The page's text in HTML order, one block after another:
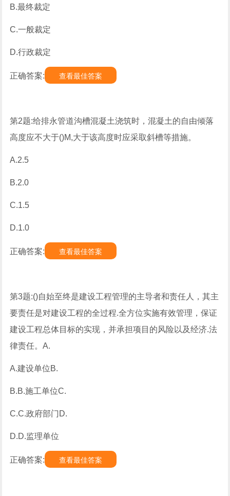
B.最终裁定
C.一般裁定
D.行政裁定
正确答案: 查看最佳答案
第2题:给排永管道沟槽混凝土浇筑时，混凝土的自由倾落
高度应不大于()M,大于该高度时应采取斜槽等措施。
A.2.5
B.2.0
C.1.5
D.1.0
正确答案: 查看最佳答案
第3题:()自始至终是建设工程管理的主导者和责任人，其主
要责任是对建设工程的全过程.全方位实施有效管理，保证
建设工程总体目标的实现，并承担项目的风险以及经济.法
律责任。A.
A.建设单位B.
B.B.施工单位C.
C.C.政府部门D.
D.D.监理单位
正确答案: 查看最佳答案